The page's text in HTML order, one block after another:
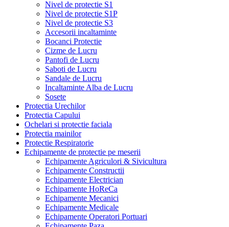
Nivel de protectie S1
Nivel de protectie S1P
Nivel de protectie S3
Accesorii incaltaminte
Bocanci Protectie
Cizme de Lucru
Pantofi de Lucru
Saboti de Lucru
Sandale de Lucru
Incaltaminte Alba de Lucru
Sosete
Protectia Urechilor
Protectia Capului
Ochelari si protectie faciala
Protectia mainilor
Protectie Respiratorie
Echipamente de protectie pe meserii
Echipamente Agriculori & Sivicultura
Echipamente Constructii
Echipamente Electrician
Echipamente HoReCa
Echipamente Mecanici
Echipamente Medicale
Echipamente Operatori Portuari